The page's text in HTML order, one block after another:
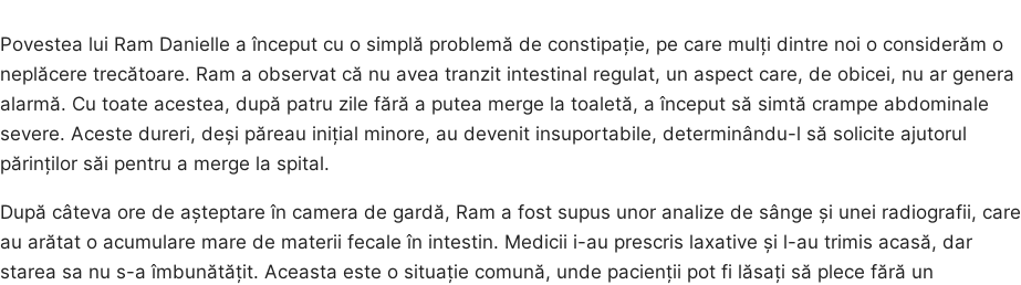
Povestea lui Ram Danielle a început cu o simplă problemă de constipație, pe care mulți dintre noi o considerăm o
neplăcere trecătoare. Ram a observat că nu avea tranzit intestinal regulat, un aspect care, de obicei, nu ar genera
alarmă. Cu toate acestea, după patru zile fără a putea merge la toaletă, a început să simtă crampe abdominale
severe. Aceste dureri, deși păreau inițial minore, au devenit insuportabile, determinându-l să solicite ajutorul
părinților săi pentru a merge la spital.
După câteva ore de așteptare în camera de gardă, Ram a fost supus unor analize de sânge și unei radiografii, care
au arătat o acumulare mare de materii fecale în intestin. Medicii i-au prescris laxative și l-au trimis acasă, dar
starea sa nu s-a îmbunătățit. Aceasta este o situație comună, unde pacienții pot fi lăsați să plece fără un